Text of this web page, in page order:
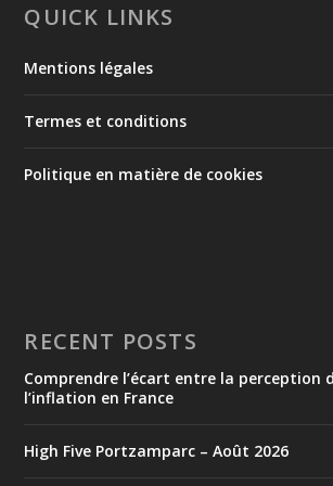
QUICK LINKS
Mentions légales
Termes et conditions
Politique en matière de cookies
RECENT POSTS
Comprendre l’écart entre la perception
l’inflation en France
High Five Portzamparc – Août 2026